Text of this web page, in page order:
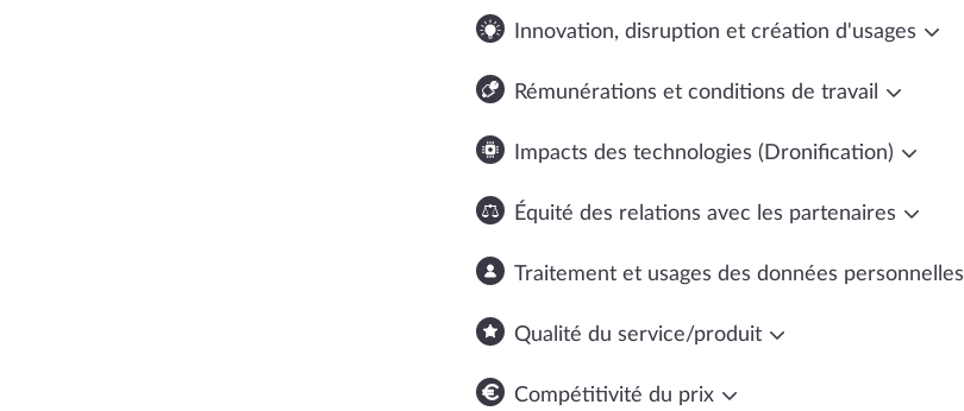
Innovation, disruption et création d'usages
Rémunérations et conditions de travail
Impacts des technologies (Dronification)
Équité des relations avec les partenaires
Traitement et usages des données personnelles
Qualité du service/produit
Compétitivité du prix